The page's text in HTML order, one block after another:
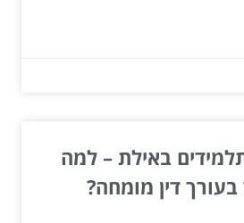
באילת – למה
דין מומחה?